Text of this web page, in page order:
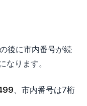
後に市内番号が続
なります。
、市内番号は7桁